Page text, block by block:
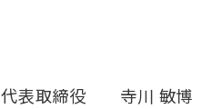
代表取締役 寺川 敏博